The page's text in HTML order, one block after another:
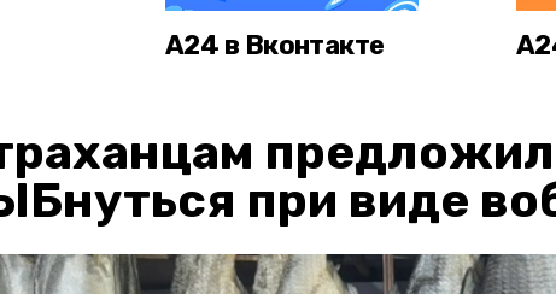
А24 в Вконтакте
при виде